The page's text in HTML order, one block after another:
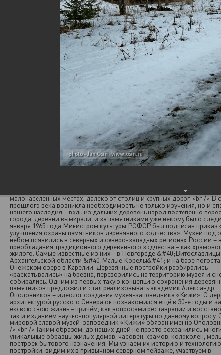
...Трудно сказать, откуда взялось это: шатровые церкви, похожие на
космические ракеты; избы-дворы размером с полпятиэтажки;
осиновая «чешуя»- лемех на крышах и главках. Что-то, конечно,
суровый северный климат – хоть те же дома-дворы, где всё, от
убирали под одну крышу для защиты от снегов и морозов. Что-то,
позаимствовали в незапамятные времена у соседей: клетские
отдалённо напоминают варяжские ставкирки, а изобретение шатра
оспорить татары. Как бы то ни было, всем этим типам построек
лет, и, например, первая София Новгородская, срубленная в год
была шатровым храмом.<br /> <br /> Одним из самых выдающихся
деревянного зодчества считается музей-заповедник «Кижи».
известен своей красивейшей церковью Преображения Господня.
своему уникальна. В конце XV века храм такого типа называли «о
стенах». Что это значит? Преображенский храм состоит из трёх
друг на друга «восьмериков», т.е. восьмигранных, восьмистенных
Нижняя часть храма окружена вплотную приставленными к ней и
направленными по сторонам света прямоугольными объёмами
&#40;«прирубами»&#41;. Число внешних и внутренних стен нижнего
восьмерика и прирубов дают в сумме искомые 20. В результате храм
превращается в единый шатёр с четырьмя гранями из главок. Общее
на храме – 22 &#40;по ярусам: 4&#43;4&#43;8&#43;5 и 1 над
Первая Преображенская церковь сгорела. План же новой церкви,
был начерчен самим Петром I. Пётр Первый, путешествуя из
озером, остановился у Кижского острова, заметил множество
затронул – скорее всего, потому, что находятся они
малонаселённых местах, далеко от столиц и крупных дорог. <br /> В
прошлого века возникла необходимость не только изучения, но и
нашего наследия – ведь из дальних деревень народ постепенно
города, деревни вымирали, и за памятниками уже некому было
января 1965 года Министром культуры РСФСР был подписан приказ
улучшения охраны памятников деревянного зодчества». Музеи под
небом появились в северных и северо-западных регионах России –
преобладания традиционного деревянного зодчества – как
жилого. Самые известные из них – в Новгороде
Архангельской области &#40;Малые Корелы&#41; и на базе
Онежском озере в Карелии. Деревянные постройки разбирались:
«раскатывались» на бревна, перевозились на территорию музея и
собирались. Одним из первых такую концепцию сохранения
памятников предложил и стал реализовывать академик Александр
Ополовников – идеолог создания музея-заповедника «Кижи». С
архитектурой русского Севера он познакомился ещё в 30-е годы и
ею всю свою жизнь – причём, как вопросами реставрации и
так и изданием научно-популярной литературы по данному вопросу.
мировой славой музей-заповедник «Кижи» обязан именно
/> <br /> Таким образом, до наших дней не просто сохранились
уникальные образцы жилых домов, часовен, храмов, колоколен,
построек бытового назначения. Мы узнаём их историю и технологию
постройки, видим их в привычном северном пейзаже, участвуем в